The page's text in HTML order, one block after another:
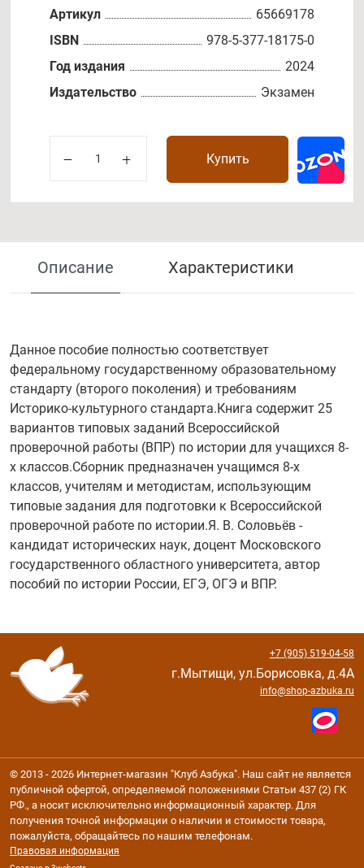
Артикул
65669178
ISBN
978-5-377-18175-0
Год издания
2024
Издательство
Экзамен
Купить
Описание Характеристики
Данное пособие полностью соответствует
федеральному государственному образовательному
стандарту (второго поколения) и требованиям
Историко-культурного стандарта.Книга содержит 25
вариантов типовых заданий Всероссийской
проверочной работы (ВПР) по истории для учащихся 8-
х классов.Сборник предназначен учащимся 8-х
классов, учителям и методистам, использующим
типовые задания для подготовки к Всероссийской
проверочной работе по истории.Я. В. Соловьёв -
кандидат исторических наук, доцент Московского
государственного областного университета, автор
пособий по истории России, ЕГЭ, ОГЭ и ВПР.
+7 (905) 519-04-58
г.Мытищи, ул.Борисовка, д.4А
info@shop-azbuka.ru
© 2013 - 2026 Интернет-магазин "Клуб Азбука". Наш сайт не является
публичной офертой, определяемой положениями Статьи 437 (2) ГК
РФ., а носит исключительно информационный характер. Для
получения точной информации о наличии и стоимости товара,
пожалуйста, обращайтесь по нашим телефонам.
Правовая информация